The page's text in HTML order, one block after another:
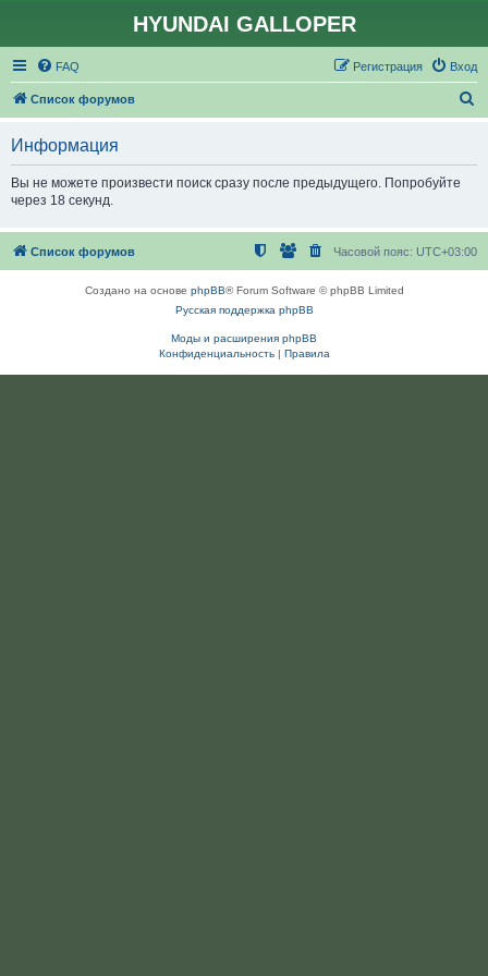
HYUNDAI GALLOPER
FAQ Вход
Регистрация
Список форумов
Информация
Вы не можете произвести поиск сразу после предыдущего. Попробуйте
через 18 секунд.
Список форумов Часовой пояс: UTC+03:00
Создано на основе phpBB® Forum Software © phpBB Limited
Русская поддержка phpBB
Моды и расширения phpBB
Конфиденциальность| Правила